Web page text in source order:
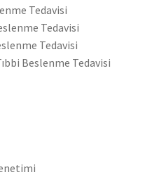
Tedavisi
Tedavisi
Tedavisi
Beslenme Tedavisi